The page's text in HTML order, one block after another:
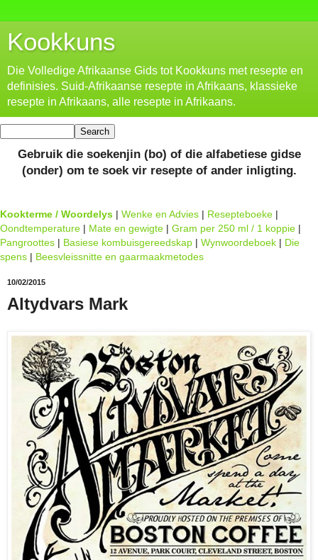
Kookkuns
Die Volledige Afrikaanse Gids tot Kookkuns met resepte en
definisies. Suid-Afrikaanse resepte in Afrikaans, klassieke
resepte in Afrikaans, alle resepte in Afrikaans.
Gebruik die soekenjin (bo) of die alfabetiese gidse
(onder) om te soek vir resepte of ander inligting.
Kookterme / Woordelys | Wenke en Advies | Resepteboeke |
Oondtemperature | Mate en gewigte | Gram per 250 ml / 1 koppie |
Pangroottes | Basiese kombuisgereedskap | Wynwoordeboek | Die
spens | Beesvleissnitte en gaarmaakmetodes
10/02/2015
Altydvars Mark